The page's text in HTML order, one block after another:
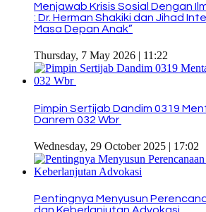
Menjawab Krisis Sosial Dengan
: Dr. Herman Shakiki dan Jihad
Masa Depan Anak”
Thursday, 7 May 2026 | 11:22
Pimpin Sertijab Dandim 0319
Danrem 032 Wbr
Wednesday, 29 October 2025 | 17:02
Pentingnya Menyusun